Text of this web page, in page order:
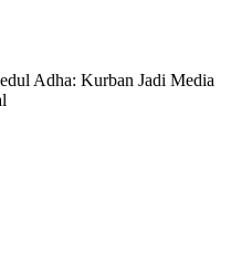
Adha: Kurban Jadi Media